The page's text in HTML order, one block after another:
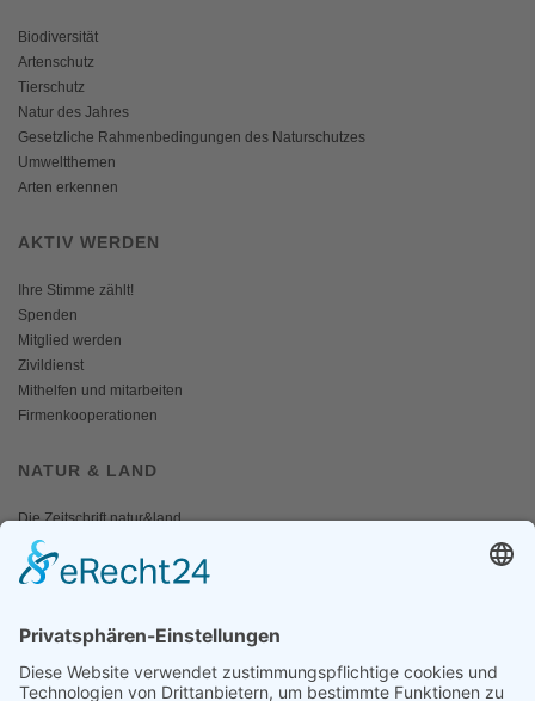
Biodiversität
Artenschutz
Tierschutz
Natur des Jahres
Gesetzliche Rahmenbedingungen des Naturschutzes
Umweltthemen
Arten erkennen
AKTIV WERDEN
Ihre Stimme zählt!
Spenden
Mitglied werden
Zivildienst
Mithelfen und mitarbeiten
Firmenkooperationen
NATUR & LAND
Die Zeitschrift natur&land
Archiv
Mediadaten
Fotos und Logos
Presseaussendungen